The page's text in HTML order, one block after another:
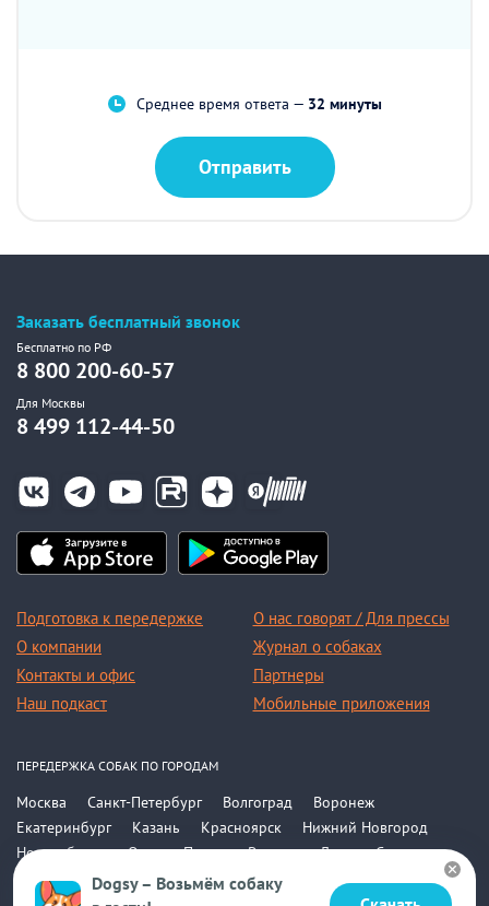
Dogsy – Возьмём собаку
Среднее время ответа — 32 минуты
Отправить
Заказать бесплатный звонок
Бесплатно по РФ
8 800 200-60-57
Для Москвы
8 499 112-44-50
Подготовка к передержке
О компании
Контакты и офис
Наш подкаст
О нас говорят / Для прессы
Журнал о собаках
Партнеры
Мобильные приложения
ПЕРЕДЕРЖКА СОБАК ПО ГОРОДАМ
Москва Санкт-Петербург Волгоград
Воронеж
Екатеринбург
Казань Красноярск
Нижний Новгород
Новосибирск
Омск Пермь Ростов-на-Дону
Самара
Саратов
Уфа Челябинск Все города